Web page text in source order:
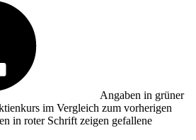
Angaben in grüner
im Vergleich zum vorherigen
in roterSchrift zeigen gefallene